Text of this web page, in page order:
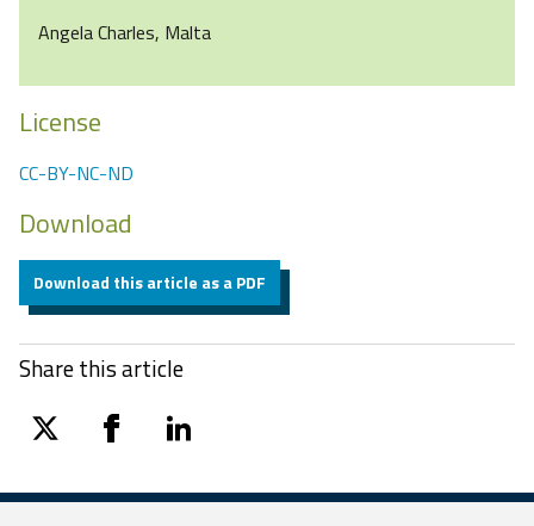
Angela Charles, Malta
License
CC-BY-NC-ND
Download
Download this article as a PDF
Share this article
twitter facebooklinkedin